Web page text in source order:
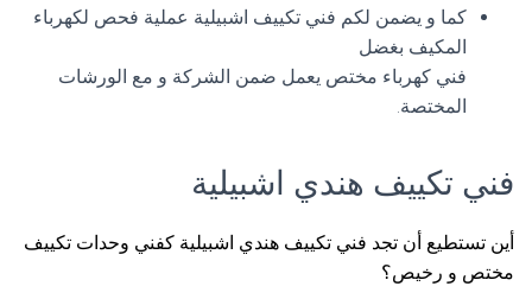
كما و يضمن لكم فني تكييف اشبيلية عملية فحص لكهرباء
المكيف بغضل
فني كهرباء مختص يعمل ضمن الشركة و مع الورشات
المختصة.
فني تكييف هندي اشبيلية
أين تستطيع أن تجد فني تكييف هندي اشبيلية كفني وحدات تكييف
مختص و رخيص؟